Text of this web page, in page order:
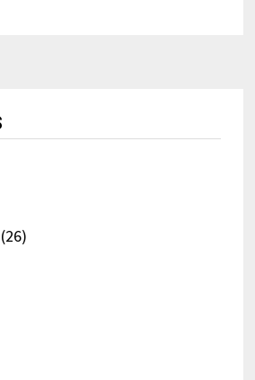
(26)